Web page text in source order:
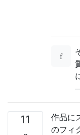
11
作品に
のフィ